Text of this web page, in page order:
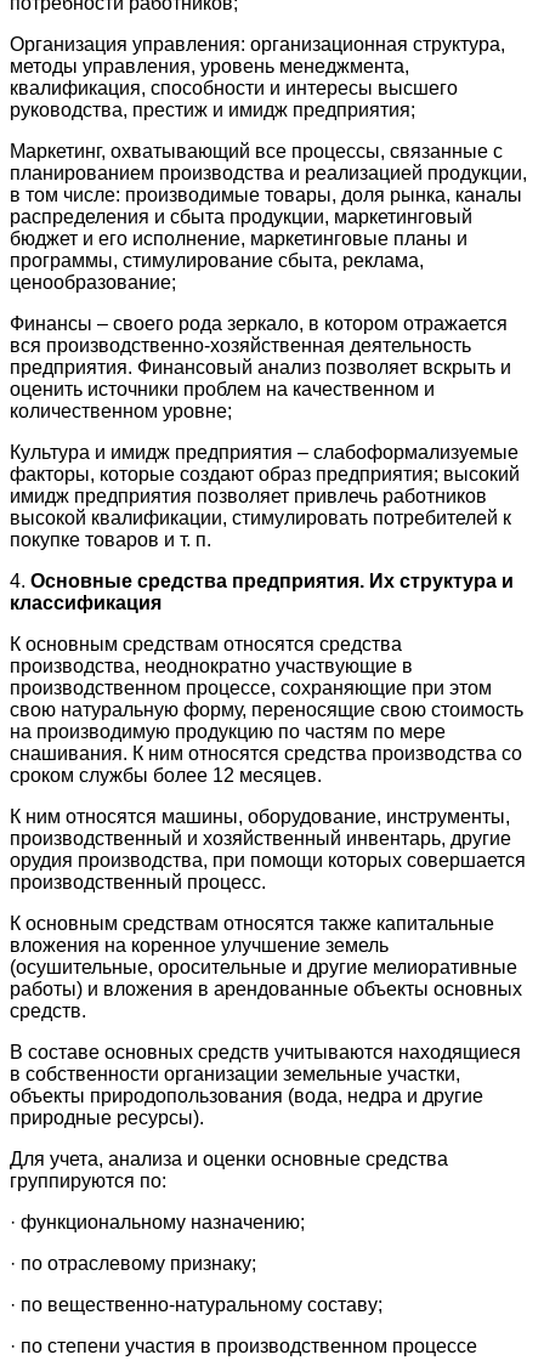
Организация управления: организационная структура,
методы управления, уровень менеджмента,
квалификация, способности и интересы высшего
руководства, престиж и имидж предприятия;
Маркетинг, охватывающий все процессы, связанные с
планированием производства и реализацией продукции,
в том числе: производимые товары, доля рынка, каналы
распределения и сбыта продукции, маркетинговый
бюджет и его исполнение, маркетинговые планы и
программы, стимулирование сбыта, реклама,
ценообразование;
Финансы – своего рода зеркало, в котором отражается
вся производственно-хозяйственная деятельность
предприятия. Финансовый анализ позволяет вскрыть и
оценить источники проблем на качественном и
количественном уровне;
Культура и имидж предприятия – слабоформализуемые
факторы, которые создают образ предприятия; высокий
имидж предприятия позволяет привлечь работников
высокой квалификации, стимулировать потребителей к
покупке товаров и т. п.
4. Основные средства предприятия. Их структура и
классификация
К основным средствам относятся средства
производства, неоднократно участвующие в
производственном процессе, сохраняющие при этом
свою натуральную форму, переносящие свою стоимость
на производимую продукцию по частям по мере
снашивания. К ним относятся средства производства со
сроком службы более 12 месяцев.
К ним относятся машины, оборудование, инструменты,
производственный и хозяйственный инвентарь, другие
орудия производства, при помощи которых совершается
производственный процесс.
К основным средствам относятся также капитальные
вложения на коренное улучшение земель
(осушительные, оросительные и другие мелиоративные
работы) и вложения в арендованные объекты основных
средств.
В составе основных средств учитываются находящиеся
в собственности организации земельные участки,
объекты природопользования (вода, недра и другие
природные ресурсы).
Для учета, анализа и оценки основные средства
группируются по:
· функциональному назначению;
· по отраслевому признаку;
· по вещественно-натуральному составу;
· по степени участия в производственном процессе